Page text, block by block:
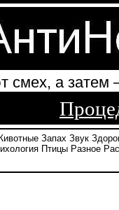
смех, а затем
Запах Звук
Птицы Разное